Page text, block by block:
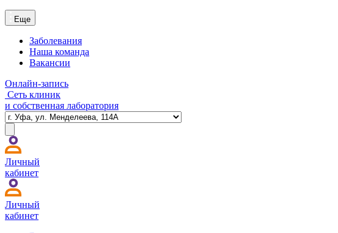
Еще
Заболевания
Наша команда
Вакансии
Онлайн-запись
Сеть клиник
и собственная лаборатория
Личный
кабинет
Личный
кабинет